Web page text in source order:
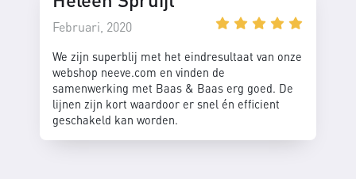
Februari, 2020
We zijn superblij met het eindresultaat van onze
webshop neeve.com en vinden de
samenwerking met Baas & Baas erg goed. De
lijnen zijn kort waardoor er snel én efficient
geschakeld kan worden.